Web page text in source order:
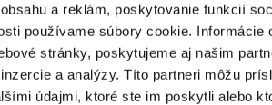
a reklám, poskytovanie funkcií
používame súbory cookie. Informácie
stránky, poskytujeme aj našim
a analýzy. Títo partneri môžu
údajmi, ktoré ste im poskytli alebo
–9:00 – 16:00
ONLINE Non-stop
16:30